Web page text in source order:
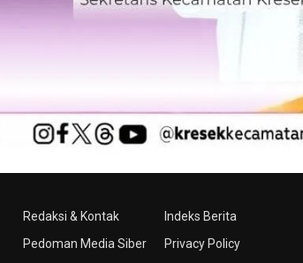
Redaksi & Kontak
Pedoman Media Siber
Indeks Berita
Privacy Policy